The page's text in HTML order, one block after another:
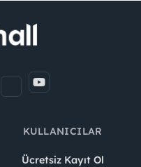
KULLANICILAR
Ücretsiz Kayıt Ol